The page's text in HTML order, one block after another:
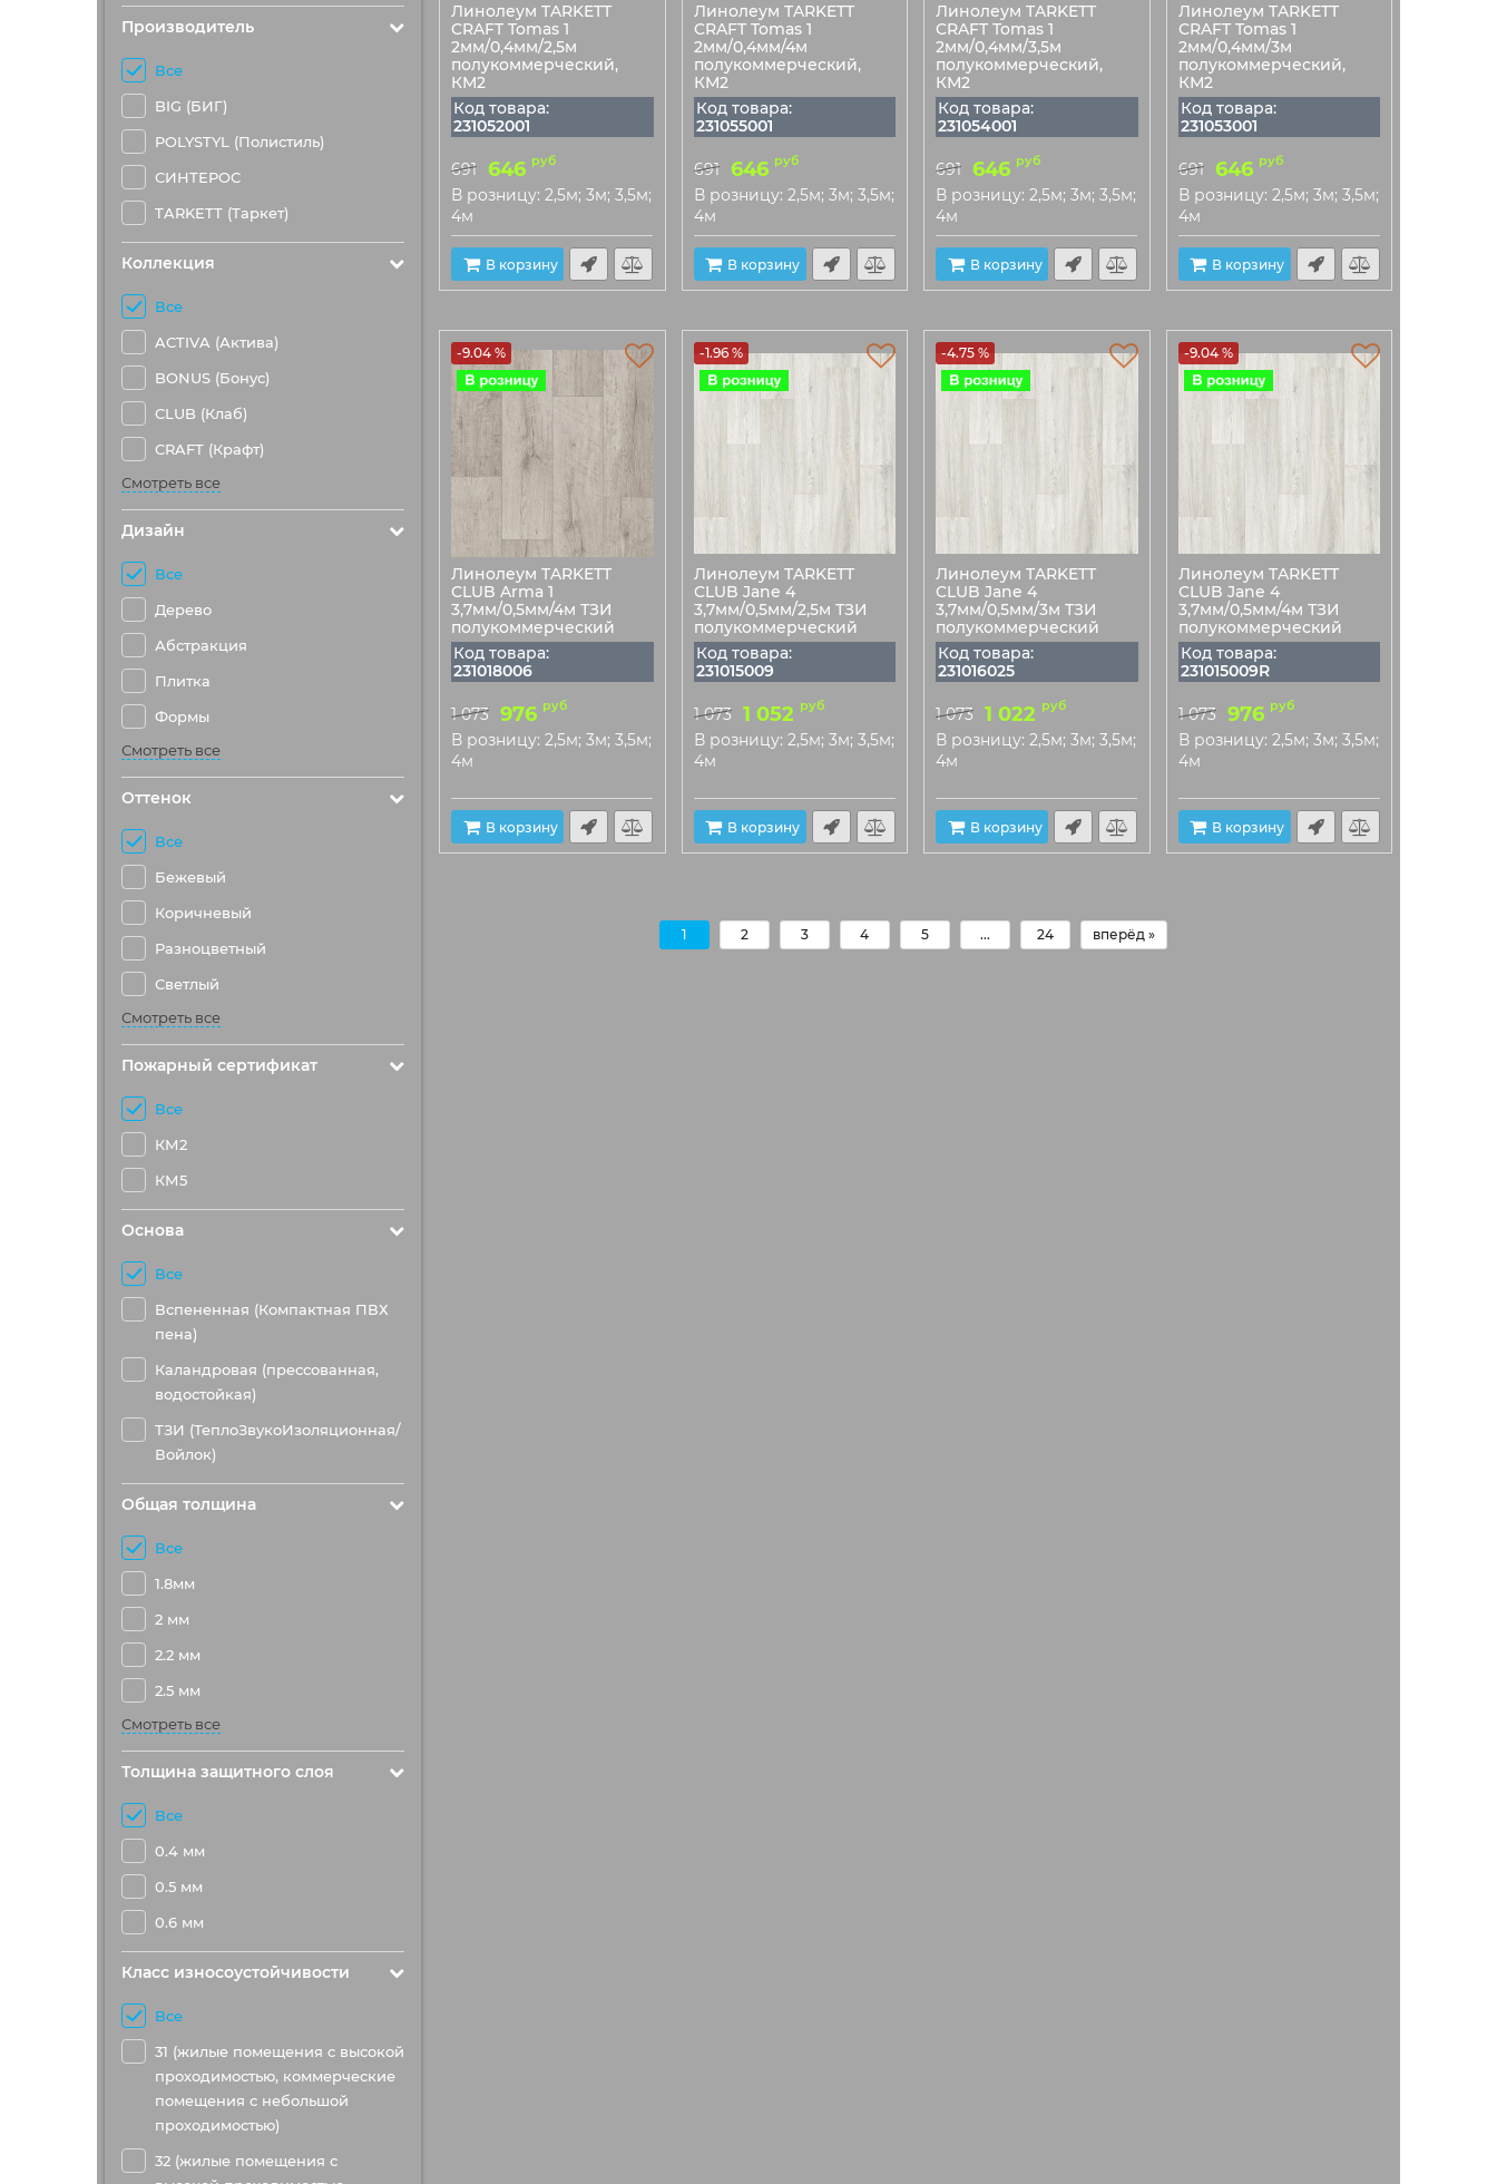
Производитель
Все
BIG (БИГ)
POLYSTYL (Полистиль)
СИНТЕРОС
TARKETT (Таркет)
Коллекция
Все
ACTIVA (Актива)
BONUS (Бонус)
CLUB (Клаб)
CRAFT (Крафт)
Смотреть все
Дизайн
Все
Дерево
Абстракция
Плитка
Формы
Смотреть все
Оттенок
Все
Бежевый
Коричневый
Разноцветный
Светлый
Смотреть все
Пожарный сертификат
Все
КМ2
КМ5
Основа
Все
Вспененная (Компактная ПВХ
пена)
Каландровая (прессованная,
водостойкая)
ТЗИ (ТеплоЗвукоИзоляционная/
Войлок)
Общая толщина
Все
1.8мм
2 мм
2.2 мм
2.5 мм
Смотреть все
Толщина защитного слоя
Все
0.4 мм
0.5 мм
0.6 мм
Класс износоустойчивости
Все
31 (жилые помещения с высокой
проходимостью, коммерческие
помещения с небольшой
проходимостью)
32 (жилые помещения с
Линолеум TARKETT
CRAFT Tomas 1
2мм/0,4мм/2,5м
полукоммерческий,
КМ2
Код товара:
231052001
691 646 руб
В розницу: 2,5м; 3м; 3,5м;
4м
В корзину
Линолеум TARKETT
CRAFT Tomas 1
2мм/0,4мм/4м
полукоммерческий,
КМ2
Код товара:
231055001
691 646 руб
В розницу: 2,5м; 3м; 3,5м;
4м
В корзину
Линолеум TARKETT
CRAFT Tomas 1
2мм/0,4мм/3,5м
полукоммерческий,
КМ2
Код товара:
231054001
691 646 руб
В розницу: 2,5м; 3м; 3,5м;
4м
В корзину
Линолеум TARKETT
CRAFT Tomas 1
2мм/0,4мм/3м
полукоммерческий,
КМ2
Код товара:
231053001
691 646 руб
В розницу: 2,5м; 3м; 3,5м;
4м
В корзину
-9.04 %
Линолеум TARKETT
CLUB Arma 1
3,7мм/0,5мм/4м ТЗИ
полукоммерческий
Код товара:
231018006
1 073 976 руб
В розницу: 2,5м; 3м; 3,5м;
4м
В корзину
-1.96 %
Линолеум TARKETT
CLUB Jane 4
3,7мм/0,5мм/2,5м ТЗИ
полукоммерческий
Код товара:
231015009
1 073 1 052 руб
В розницу: 2,5м; 3м; 3,5м;
4м
В корзину
-4.75 %
Линолеум TARKETT
CLUB Jane 4
3,7мм/0,5мм/3м ТЗИ
полукоммерческий
Код товара:
231016025
1 073 1 022 руб
В розницу: 2,5м; 3м; 3,5м;
4м
В корзину
-9.04 %
Линолеум TARKETT
CLUB Jane 4
3,7мм/0,5мм/4м ТЗИ
полукоммерческий
Код товара:
231015009R
1 073 976 руб
В розницу: 2,5м; 3м; 3,5м;
4м
В корзину
1 2 3 4 5 ... 24 вперёд »